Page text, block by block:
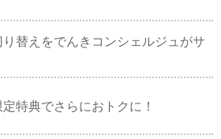
替えをでんきコンシェルジュがサ
特典でさらにおトクに！